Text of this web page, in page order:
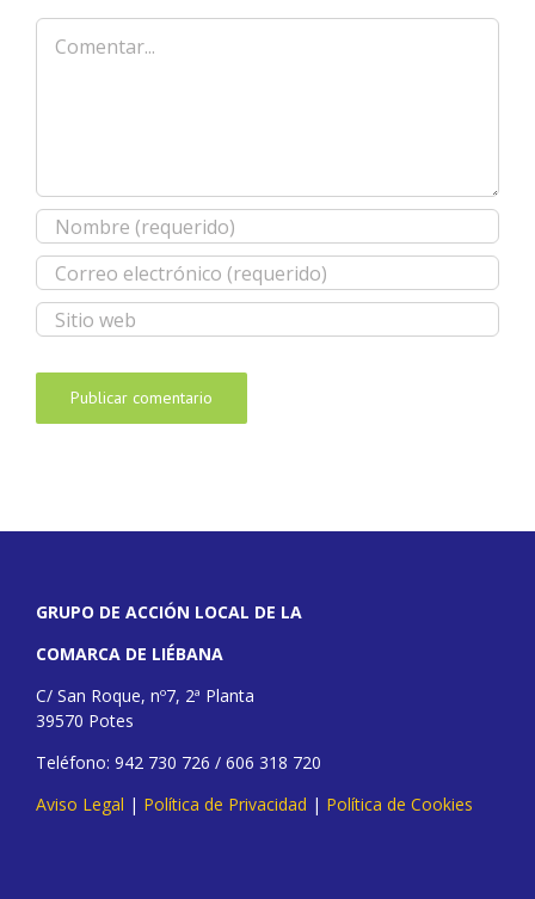
Comentar
GRUPO DE ACCIÓN LOCAL DE LA
COMARCA DE LIÉBANA
C/ San Roque, nº7, 2ª Planta
39570 Potes
Teléfono: 942 730 726 / 606 318 720
Aviso Legal | Política de Privacidad | Política de Cookies